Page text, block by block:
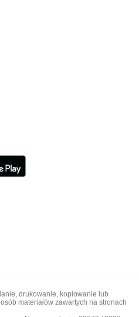
drukowanie, kopiowanie lub
materiałów zawartych na stronach